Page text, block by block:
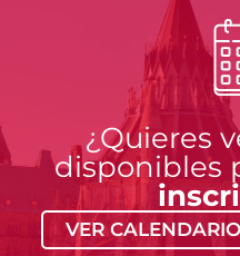
¿Quieres
disponibles
VER